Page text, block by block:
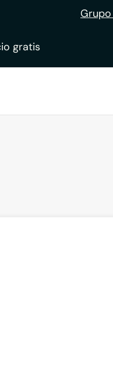
gratis